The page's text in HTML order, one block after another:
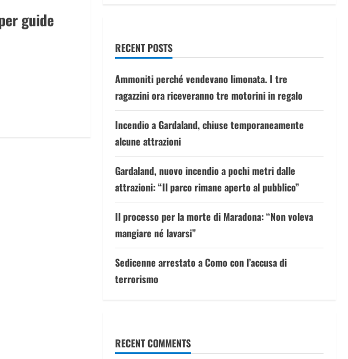
guide
RECENT POSTS
Ammoniti perché vendevano limonata. I tre
ragazzini ora riceveranno tre motorini in regalo
Incendio a Gardaland, chiuse temporaneamente
alcune attrazioni
Gardaland, nuovo incendio a pochi metri dalle
attrazioni: “Il parco rimane aperto al pubblico”
Il processo per la morte di Maradona: “Non voleva
mangiare né lavarsi”
Sedicenne arrestato a Como con l’accusa di
terrorismo
RECENT COMMENTS